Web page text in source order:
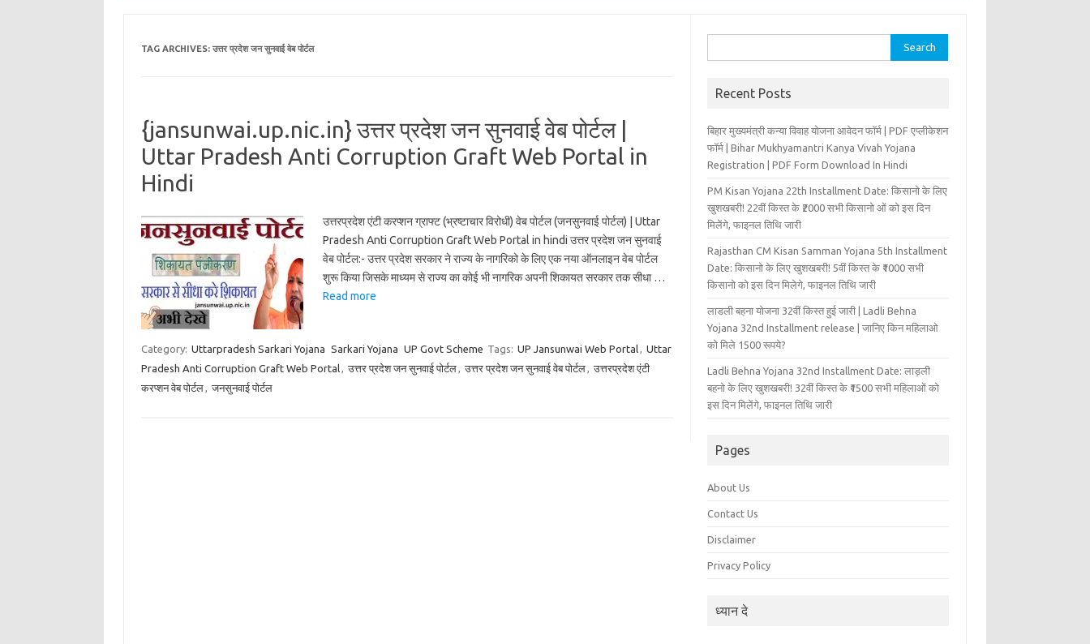
TAG ARCHIVES: उत्तर प्रदेश जन सुनवाई वेब पोर्टल
{jansunwai.up.nic.in} उत्तर प्रदेश जन सुनवाई वेब पोर्टल |
Uttar Pradesh Anti Corruption Graft Web Portal in
Hindi
उत्तरप्रदेश एंटी करप्शन ग्राफ्ट (भ्रष्टाचार विरोधी) वेब पोर्टल (जनसुनवाई पोर्टल) | Uttar
Pradesh Anti Corruption Graft Web Portal in hindi उत्तर प्रदेश जन सुनवाई
वेब पोर्टल:- उत्तर प्रदेश सरकार ने राज्य के नागरिको के लिए एक नया ऑनलाइन वेब पोर्टल
शुरू किया जिसके माध्यम से राज्य का कोई भी नागरिक अपनी शिकायत सरकार तक सीधा …
Read more
Category: Uttarpradesh Sarkari Yojana Sarkari Yojana UP Govt Scheme Tags: UP Jansunwai Web Portal, Uttar
Pradesh Anti Corruption Graft Web Portal, उत्तर प्रदेश जन सुनवाई पोर्टल, उत्तर प्रदेश जन सुनवाई वेब पोर्टल, उत्तरप्रदेश एंटी
करप्शन वेब पोर्टल, जनसुनवाई पोर्टल
for:
Recent Posts
बिहार मुख्‍यमंत्री कन्‍या विवा‍ह योजना आवेदन फॉर्म | PDF एप्लीकेशन
फॉर्म | Bihar Mukhyamantri Kanya Vivah Yojana
Registration | PDF Form Download In Hindi
PM Kisan Yojana 22th Installment Date: किसानो के लिए
खुशखबरी! 22वीं किस्त के ₹2000 सभी किसानो ओं को इस दिन
मिलेंगे, फाइनल तिथि जारी
Rajasthan CM Kisan Samman Yojana 5th Installment
Date: किसानो के लिए खुशखबरी! 5वीं किस्त के ₹1000 सभी
किसानो को इस दिन मिलेगे, फाइनल तिथि जारी
लाडली बहना योजना 32वीं किस्त हुई जारी | Ladli Behna
Yojana 32nd Installment release | जानिए किन महिलाओ
को मिले 1500 रूपये?
Ladli Behna Yojana 32nd Installment Date: लाड़ली
बहनो के लिए खुशखबरी! 32वीं किस्त के ₹1500 सभी महिलाओं को
इस दिन मिलेंगे, फाइनल तिथि जारी
Pages
About Us
Contact Us
Disclaimer
Privacy Policy
ध्यान दे